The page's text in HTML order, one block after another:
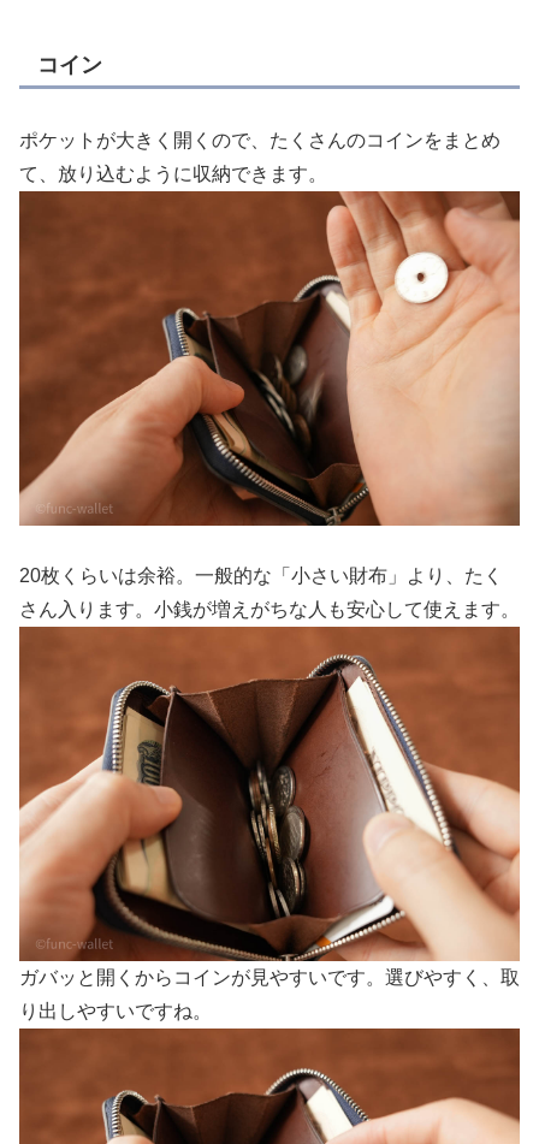
コイン
ポケットが大きく開くので、たくさんのコインをまとめ
て、放り込むように収納できます。
20枚くらいは余裕。一般的な「小さい財布」より、たく
さん入ります。小銭が増えがちな人も安心して使えます。
ガバッと開くからコインが見やすいです。選びやすく、取
り出しやすいですね。